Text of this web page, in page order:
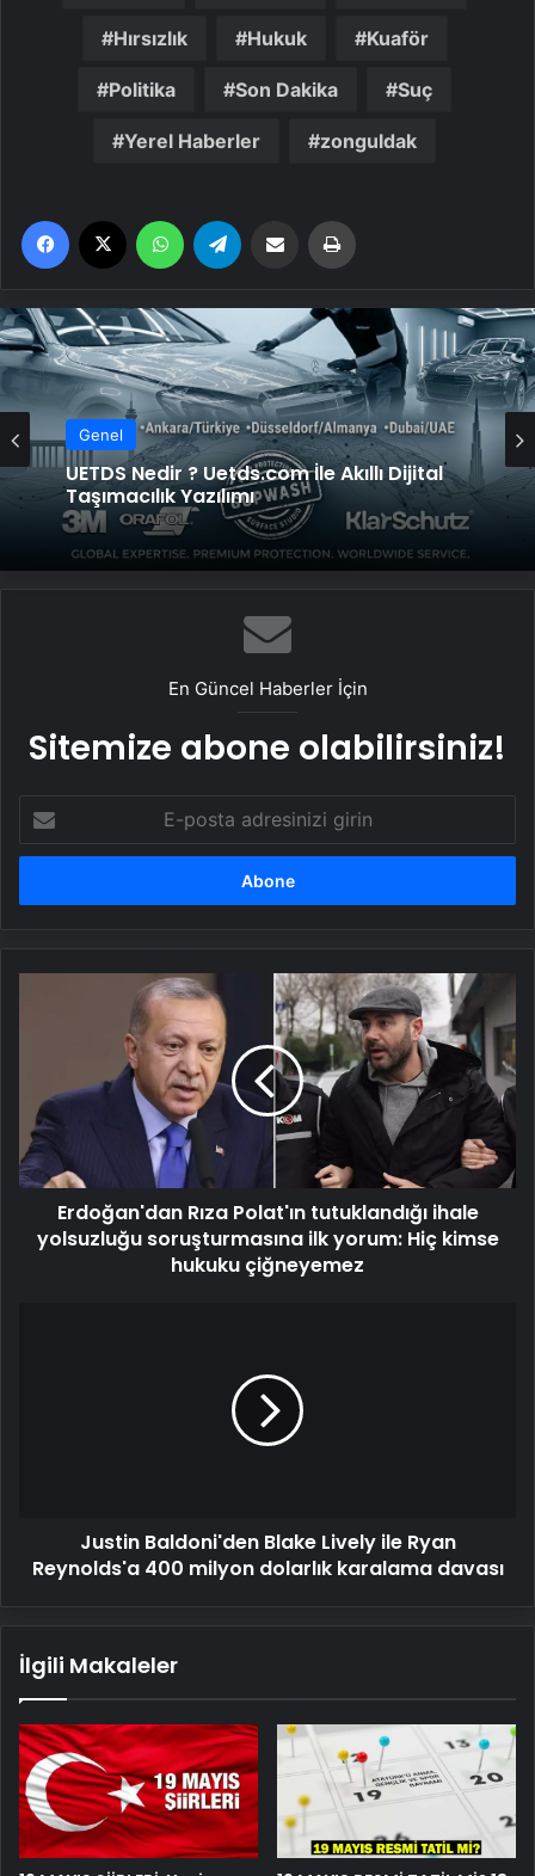
Hırsızlık Hukuk Kuaför
Politika Son Dakika Suç
Yerel Haberler zonguldak
Facebook WhatsApp Email'den paylaş
Genel
UETDS Nedir ? Uetds.com İle Akıllı Dijital
Taşımacılık Yazılımı
En Güncel Haberler İçin
Sitemize abone olabilirsiniz!
posta
adresinizi
yolsuzluğu
soruşturmasına
ilk
yorum:
kimse
Erdoğan'dan Rıza Polat'ın tutuklandığı ihale
yolsuzluğu soruşturmasına ilk yorum: Hiç kimse
hukuku çiğneyemez
karalama
Justin Baldoni'den Blake Lively ile Ryan
Reynolds'a 400 milyon dolarlık karalama davası
İlgili Makaleler